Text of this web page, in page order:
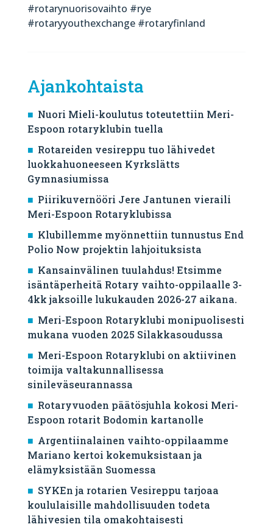
#rotarynuorisovaihto #rye
#rotaryyouthexchange #rotaryfinland
Ajankohtaista
Nuori Mieli-koulutus toteutettiin Meri-
Espoon rotaryklubin tuella
Rotareiden vesireppu tuo lähivedet
luokkahuoneeseen Kyrkslätts
Gymnasiumissa
Piirikuvernööri Jere Jantunen vieraili
Meri-Espoon Rotaryklubissa
Klubillemme myönnettiin tunnustus End
Polio Now projektin lahjoituksista
Kansainvälinen tuulahdus! Etsimme
isäntäperheitä Rotary vaihto-oppilaalle 3-
4kk jaksoille lukukauden 2026-27 aikana.
Meri-Espoon Rotaryklubi monipuolisesti
mukana vuoden 2025 Silakkasoudussa
Meri-Espoon Rotaryklubi on aktiivinen
toimija valtakunnallisessa
sinileväseurannassa
Rotaryvuoden päätösjuhla kokosi Meri-
Espoon rotarit Bodomin kartanolle
Argentiinalainen vaihto-oppilaamme
Mariano kertoi kokemuksistaan ja
elämyksistään Suomessa
SYKEn ja rotarien Vesireppu tarjoaa
koululaisille mahdollisuuden todeta
lähivesien tila omakohtaisesti